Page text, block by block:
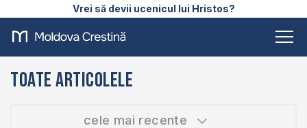
Vrei să devii ucenicul lui Hristos?
Toate articolele
cele mai recente